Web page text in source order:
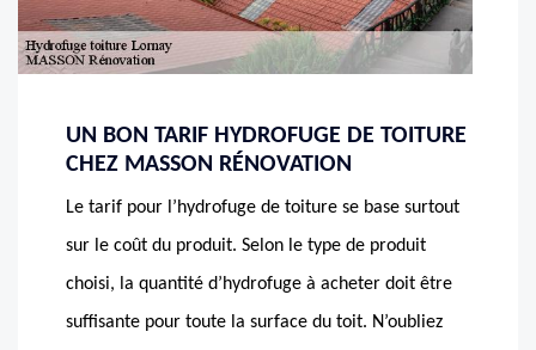
UN BON TARIF HYDROFUGE DE TOITURE
CHEZ MASSON RÉNOVATION
Le tarif pour l’hydrofuge de toiture se base surtout
sur le coût du produit. Selon le type de produit
choisi, la quantité d’hydrofuge à acheter doit être
suffisante pour toute la surface du toit. N’oubliez